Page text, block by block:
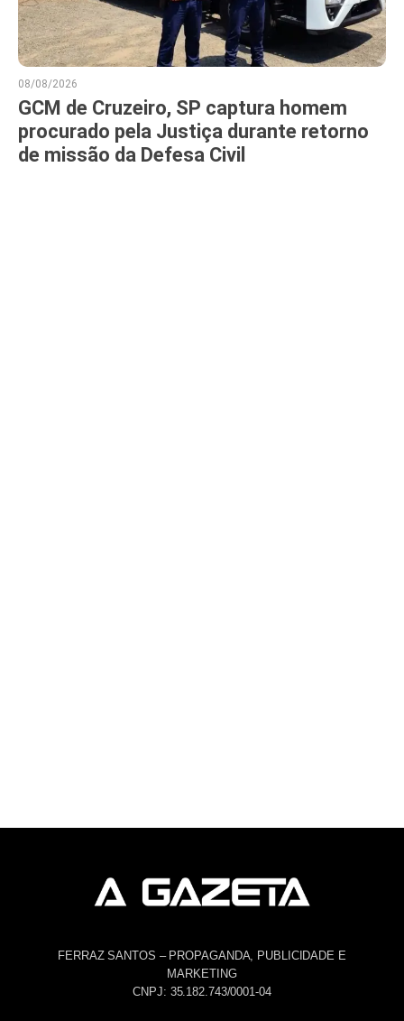
08/08/2026
GCM de Cruzeiro, SP captura homem
procurado pela Justiça durante retorno
de missão da Defesa Civil
FERRAZ SANTOS – PROPAGANDA, PUBLICIDADE E
MARKETING
CNPJ: 35.182.743/0001-04